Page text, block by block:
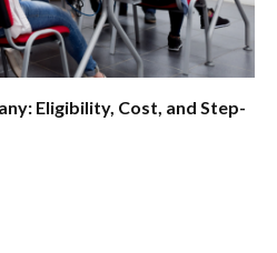
Eligibility, Cost, and Step-